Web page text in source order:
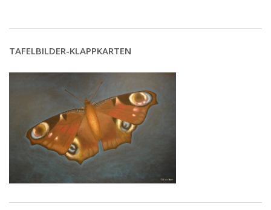
TAFELBILDER-KLAPPKARTEN